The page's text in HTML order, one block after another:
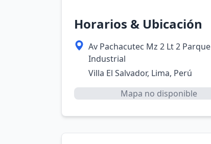
Horarios & Ubicación
Av Pachacutec Mz 2 Lt 2 Parque
Industrial
Villa El Salvador, Lima, Perú
Mapa no disponible